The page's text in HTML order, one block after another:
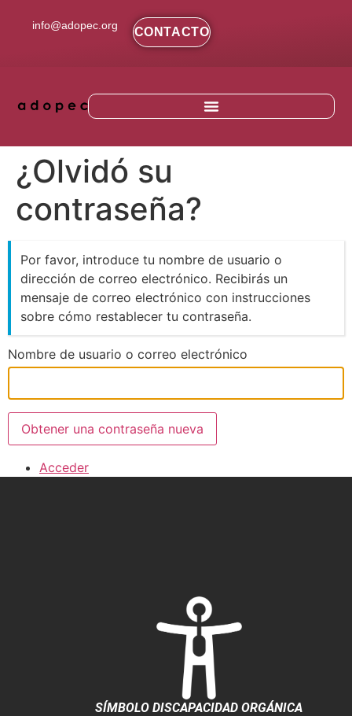
info@adopec.org CONTACTO
¿Olvidó su
contraseña?
Por favor, introduce tu nombre de usuario o
dirección de correo electrónico. Recibirás un
mensaje de correo electrónico con instrucciones
sobre cómo restablecer tu contraseña.
Nombre de usuario o correo electrónico
Obtener una contraseña nueva
Acceder
SÍMBOLO DISCAPACIDAD ORGÁNICA